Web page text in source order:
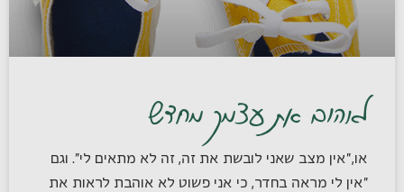
לאהוב את עצמך מחדש
או,"אין מצב שאני לובשת את זה, זה לא מתאים לי". וגם
"אין לי מראה בחדר, כי אני פשוט לא אוהבת לראות את